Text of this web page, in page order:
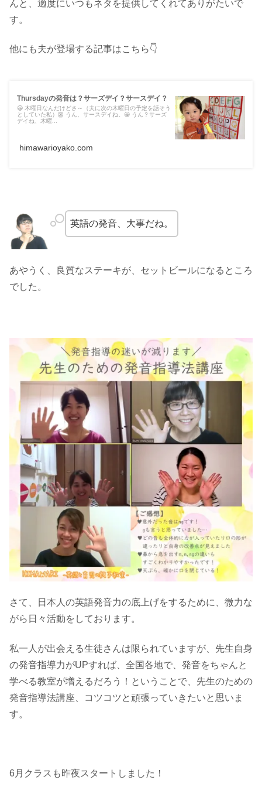
んと、適度にいつもネタを提供してくれてありがたいで
す。
他にも夫が登場する記事はこちら👇
Thursdayの発音は？サーズデイ？サースデイ？
😀 木曜日なんだけどさ～（夫に次の木曜日の予定を話そう
としていた私）👺 うん、サースデイね。😀 うん？サーズ
デイね、木曜...
himawarioyako.com
英語の発音、大事だね。
あやうく、良質なステーキが、セットビールになるところ
でした。
さて、日本人の英語発音力の底上げをするために、微力な
がら日々活動をしております。
私一人が出会える生徒さんは限られていますが、先生自身
の発音指導力がUPすれば、全国各地で、発音をちゃんと
学べる教室が増えるだろう！ということで、先生のための
発音指導法講座、コツコツと頑張っていきたいと思いま
す。
6月クラスも昨夜スタートしました！